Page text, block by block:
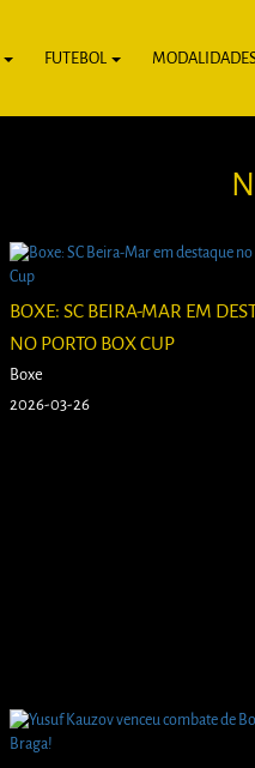
FUTEBOL
BOXE: SC BEIRA-MAR EM
NO PORTO BOX CUP
Boxe
2026-03-26